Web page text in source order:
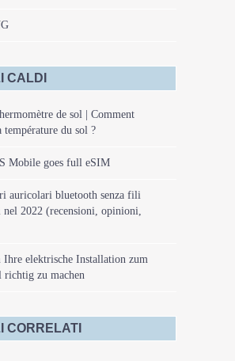
CALDI
de sol | Comment
température du sol ?
Mobile goes full eSIM
auricolari bluetooth senza fili
nel 2022 (recensioni, opinioni,
Ihre elektrische Installation zum
richtig zu machen
CORRELATI